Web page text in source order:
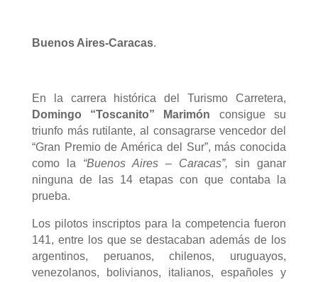
Buenos Aires-Caracas.
En la carrera histórica del Turismo Carretera,
Domingo “Toscanito” Marimón consigue su
triunfo más rutilante, al consagrarse vencedor del
“Gran Premio de América del Sur”, más conocida
como la “Buenos Aires – Caracas”, sin ganar
ninguna de las 14 etapas con que contaba la
prueba.
Los pilotos inscriptos para la competencia fueron
141, entre los que se destacaban además de los
argentinos, peruanos, chilenos, uruguayos,
venezolanos, bolivianos, italianos, españoles y